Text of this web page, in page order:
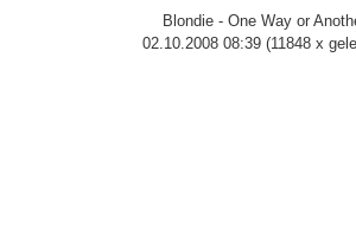
Blondie - One Way or
02.10.2008 08:39(11848 x